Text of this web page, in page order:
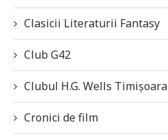
Clasicii Literaturii Fantasy
Club G42
Clubul H.G. Wells Timișoara
Cronici de film